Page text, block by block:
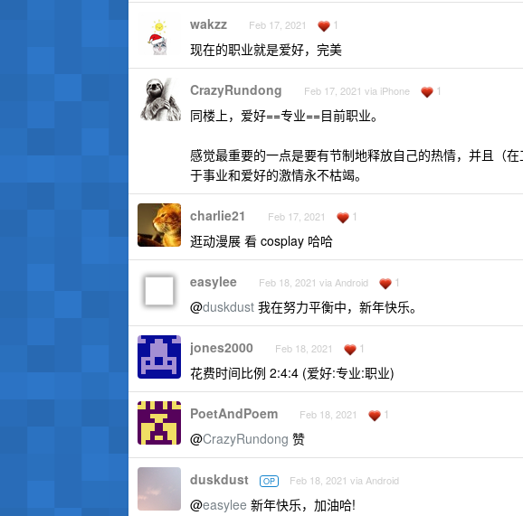
wakzz Feb 17, 2021 1
现在的职业就是爱好，完美
CrazyRundong Feb 17, 2021 via iPhone 1
同楼上，爱好==专业==目前职业。
感觉最重要的一点是要有节制地释放自己的热情，并且（
于事业和爱好的激情永不枯竭。
charlie21 Feb 17, 2021 1
逛动漫展 看 cosplay 哈哈
easylee Feb 18, 2021 via Android 1
@duskdust 我在努力平衡中，新年快乐。
jones2000 Feb 18, 2021 1
花费时间比例 2:4:4 (爱好:专业:职业)
PoetAndPoem Feb 18, 2021 1
@CrazyRundong 赞
duskdust OP Feb 18, 2021 via Android
@easylee 新年快乐，加油哈!